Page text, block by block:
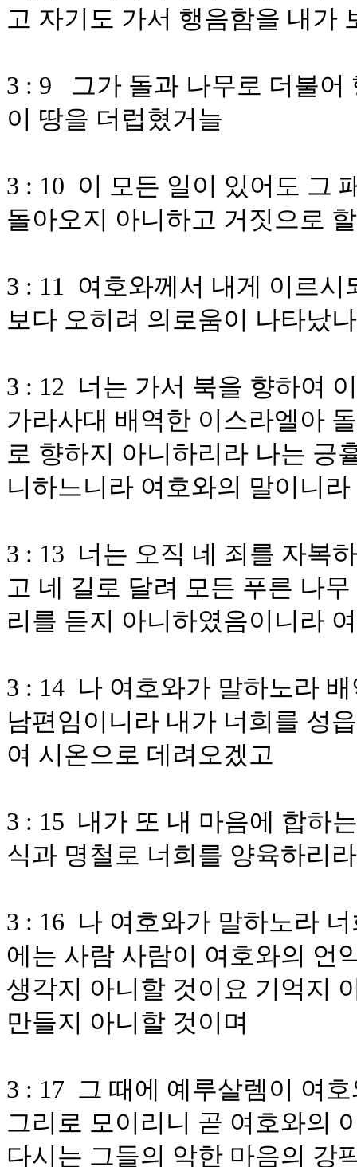
고 자기도 가서 행음함을 내가
3 : 9 그가 돌과 나무로 더불어
이 땅을 더럽혔거늘
3 : 10 이 모든 일이 있어도 그
돌아오지 아니하고 거짓으로
3 : 11 여호와께서 내게 이르
보다 오히려 의로움이 나타났
3 : 12 너는 가서 북을 향하여
가라사대 배역한 이스라엘아
로 향하지 아니하리라 나는 긍
니하느니라 여호와의 말이니라
3 : 13 너는 오직 네 죄를 자복
고 네 길로 달려 모든 푸른 나
리를 듣지 아니하였음이니라
3 : 14 나 여호와가 말하노라
남편임이니라 내가 너희를 성
여 시온으로 데려오겠고
3 : 15 내가 또 내 마음에 합하
식과 명철로 너희를 양육하리라
3 : 16 나 여호와가 말하노라
에는 사람 사람이 여호와의 언
생각지 아니할 것이요 기억지
만들지 아니할 것이며
3 : 17 그 때에 예루살렘이 여
그리로 모이리니 곧 여호와의
다시는 그들의 악한 마음의 강